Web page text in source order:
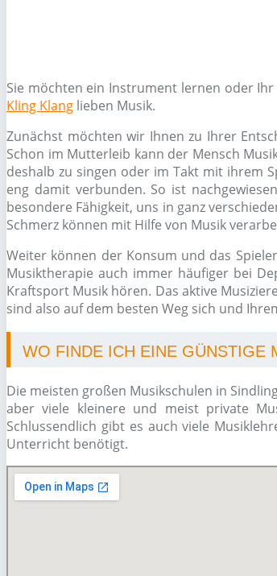
Sie möchten ein Instrument lernen oder
Kling Klang lieben Musik.
Zunächst möchten wir Ihnen zu Ihrer
Schon im Mutterleib kann der Mensch
deshalb zu singen oder im Takt mit ihrem
eng damit verbunden. So ist
besondere Fähigkeit, uns in ganz
Schmerz können mit Hilfe von Musik
Weiter können der Konsum und das
Musiktherapie auch immer häufiger bei
Kraftsport Musik hören. Das aktive
sind also auf dem besten Weg sich und
WO FINDE ICH EINE GÜNSTIGE
Die meisten großen Musikschulen in
aber viele kleinere und meist private
Schlussendlich gibt es auch viele
Unterricht benötigt.